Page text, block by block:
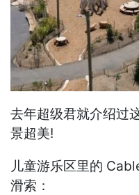
去年超级君就介绍过
景超美!
儿童游乐区里的
滑索：